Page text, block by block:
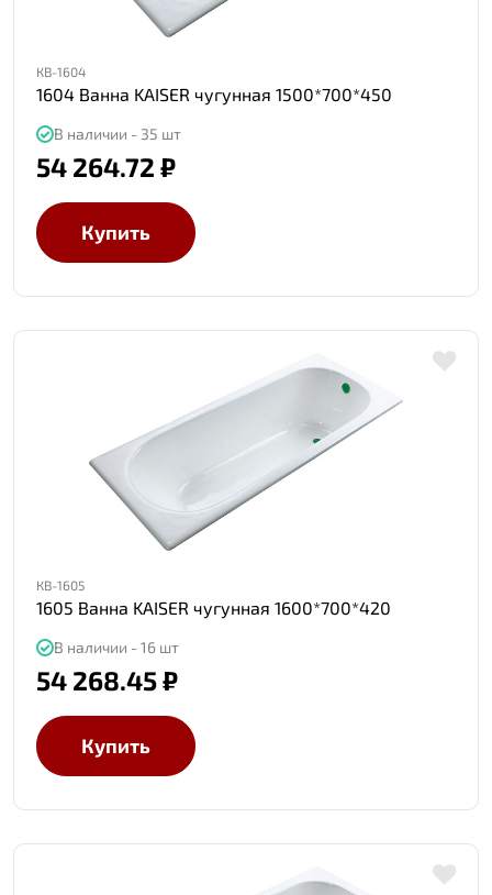
КВ-1604
1604 Ванна KAISER чугунная 1500*700*450
В наличии - 35 шт
54 264.72 ₽
Купить
КВ-1605
1605 Ванна KAISER чугунная 1600*700*420
В наличии - 16 шт
54 268.45 ₽
Купить